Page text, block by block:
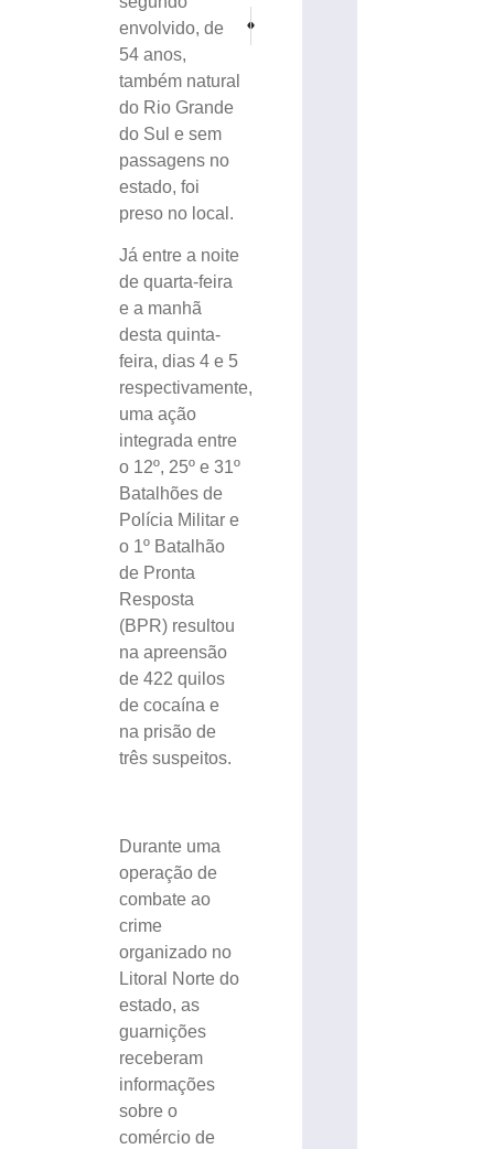
envolvido, de
54 anos,
também natural
do Rio Grande
do Sul e sem
passagens no
estado, foi
preso no local.
Já entre a noite
de quarta-feira
e a manhã
desta quinta-
feira, dias 4 e 5
respectivamente,
uma ação
integrada entre
o 12º, 25º e 31º
Batalhões de
Polícia Militar e
o 1º Batalhão
de Pronta
Resposta
(BPR) resultou
na apreensão
de 422 quilos
de cocaína e
na prisão de
três suspeitos.
Durante uma
operação de
combate ao
crime
organizado no
Litoral Norte do
estado, as
guarnições
receberam
informações
sobre o
comércio de